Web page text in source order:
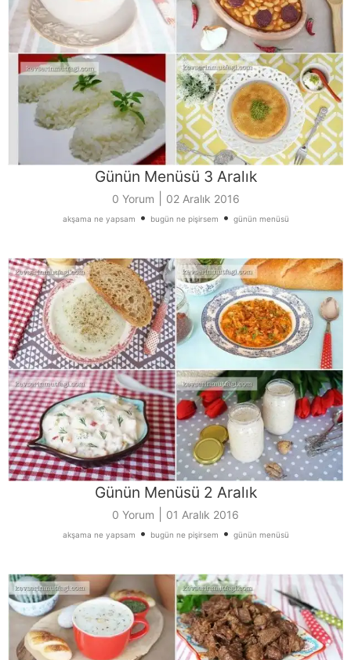
Günün Menüsü 3 Aralık
0 Yorum 02 Aralık 2016
akşama ne yapsam • bugün ne pişirsem • günün menüsü
Günün Menüsü 2 Aralık
0 Yorum 01 Aralık 2016
akşama ne yapsam • bugün ne pişirsem • günün menüsü